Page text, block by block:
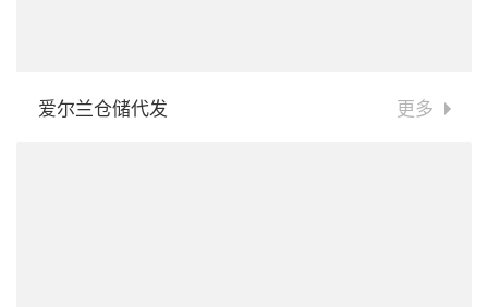
爱尔兰仓储代发 更多